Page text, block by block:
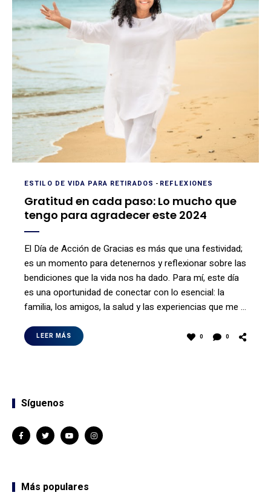
ESTILO DE VIDA PARA RETIRADOS - REFLEXIONES
Gratitud en cada paso: Lo mucho que
tengo para agradecer este 2024
El Día de Acción de Gracias es más que una festividad;
es un momento para detenernos y reflexionar sobre las
bendiciones que la vida nos ha dado. Para mí, este día
es una oportunidad de conectar con lo esencial: la
familia, los amigos, la salud y las experiencias que me …
LEER MÁS 0 0
Síguenos
Más populares